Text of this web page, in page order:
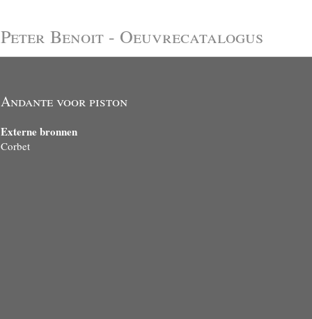
Peter Benoit - Oeuvrecatalogus
Andante voor piston
Externe bronnen
Corbet